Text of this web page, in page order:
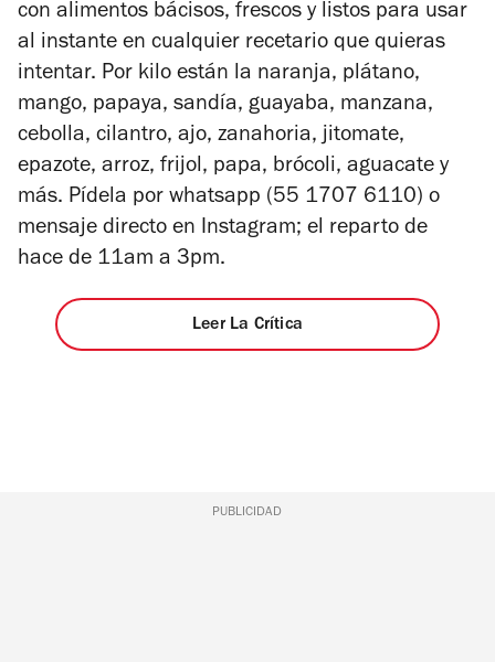
con alimentos bácisos, frescos y listos para usar
al instante en cualquier recetario que quieras
intentar. Por kilo están la naranja, plátano,
mango, papaya, sandía, guayaba, manzana,
cebolla, cilantro, ajo, zanahoria, jitomate,
epazote, arroz, frijol, papa, brócoli, aguacate y
más. Pídela por whatsapp (55 1707 6110) o
mensaje directo en Instagram; el reparto de
hace de 11am a 3pm.
Leer La Crítica
PUBLICIDAD